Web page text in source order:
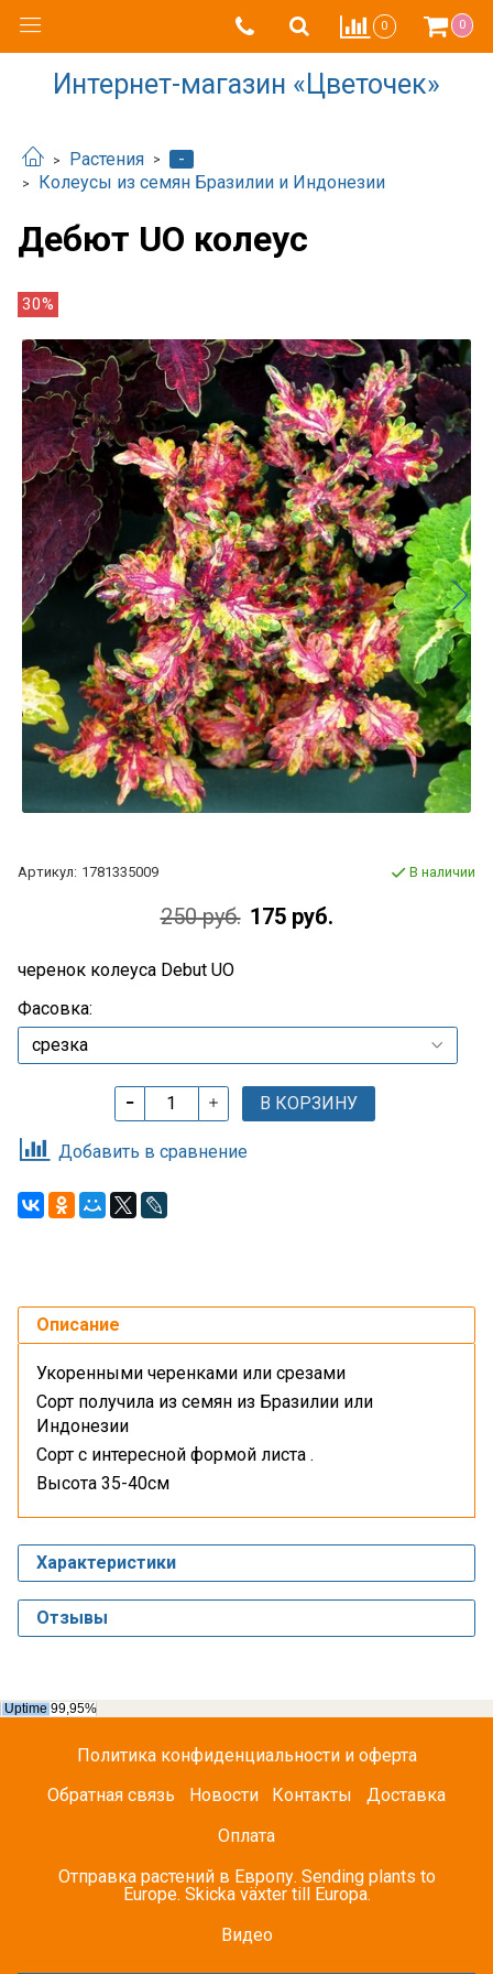
0 0
Интернет-магазин «Цветочек»
Растения
-
Колеусы из семян Бразилии и Индонезии
Дебют UO колеус
30%
Артикул: 1781335009 В наличии
250 руб. 175 руб.
черенок колеуса Debut UO
Фасовка:
В КОРЗИНУ
Добавить в сравнение
Описание
Укоренными черенками или срезами
Сорт получила из семян из Бразилии или
Индонезии
Сорт с интересной формой листа .
Высота 35-40см
Характеристики
Отзывы
Политика конфиденциальности и оферта
Обратная связь
Новости Контакты
Доставка
Оплата
Отправка растений в Европу. Sending plants to
Europe. Skicka växter till Europa.
Видео